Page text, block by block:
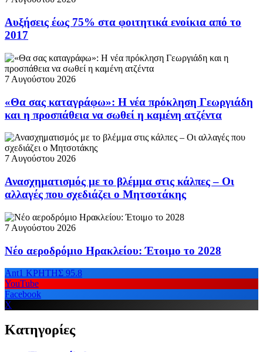
Αυξήσεις έως 75% στα φοιτητικά ενοίκια από το
2017
7 Αυγούστου 2026
«Θα σας καταγράφω»: Η νέα πρόκληση Γεωργιάδη
και η προσπάθεια να σωθεί η καμένη ατζέντα
7 Αυγούστου 2026
Ανασχηματισμός με το βλέμμα στις κάλπες – Οι
αλλαγές που σχεδιάζει ο Μητσοτάκης
7 Αυγούστου 2026
Νέο αεροδρόμιο Ηρακλείου: Έτοιμο το 2028
Ant1 ΚΡΗΤΗΣ 95.8
YouTube
Facebook
X
Κατηγορίες